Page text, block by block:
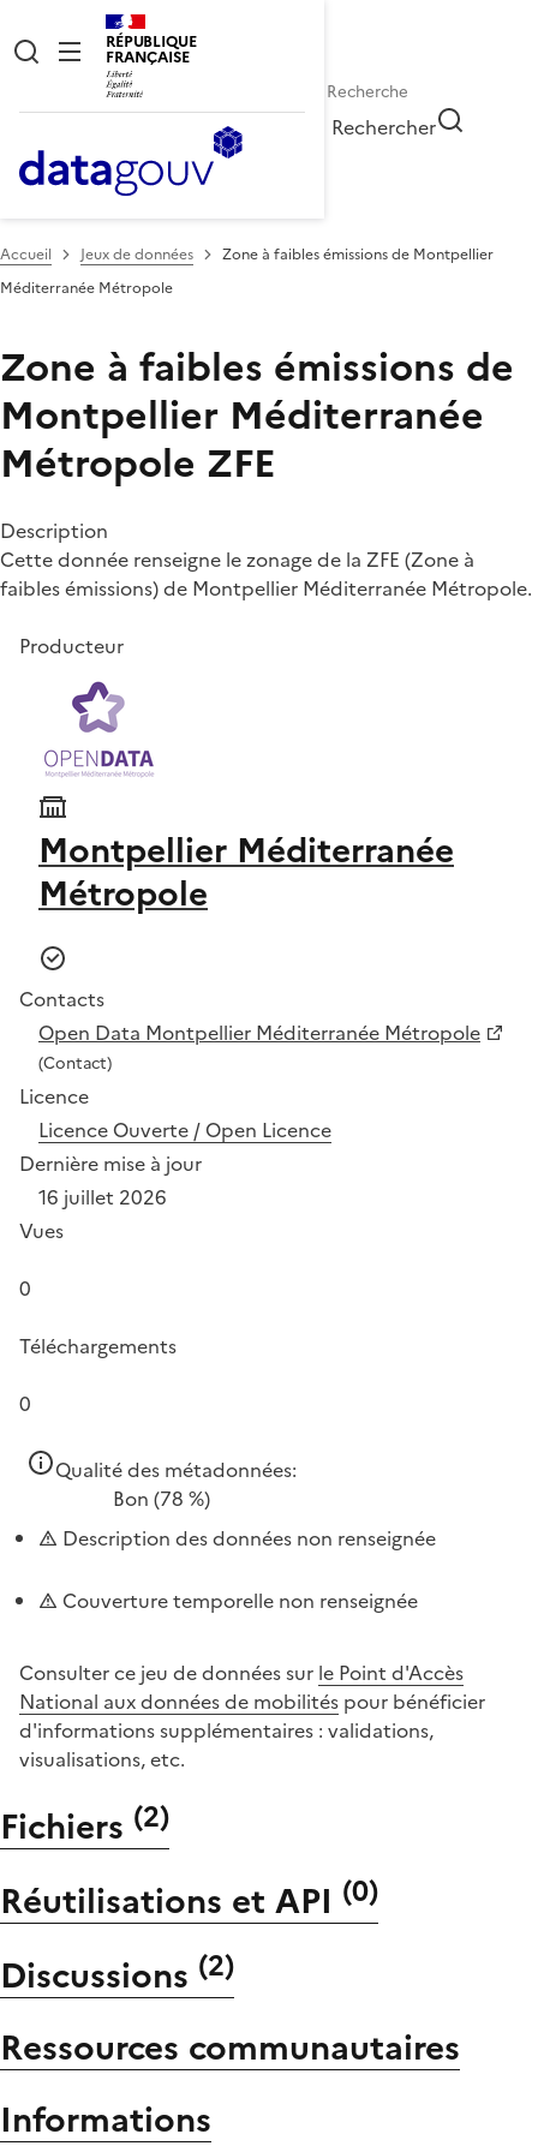
RÉPUBLIQUE
FRANÇAISE
Rechercher
Accueil Jeux de données
Zone à faibles émissions de Montpellier
Méditerranée Métropole
Zone à faibles émissions de
Montpellier Méditerranée
Métropole ZFE
Description
Cette donnée renseigne le zonage de la ZFE (Zone à
faibles émissions) de Montpellier Méditerranée Métropole.
Producteur
Montpellier Méditerranée
Métropole
Contacts
Open Data Montpellier Méditerranée Métropole
(Contact)
Licence
Licence Ouverte / Open Licence
Dernière mise à jour
16 juillet 2026
Vues
0
Téléchargements
0
Qualité des métadonnées:
Bon (78 %)
Description des données non renseignée
Couverture temporelle non renseignée
Consulter ce jeu de données sur le Point d'Accès
National aux données de mobilités pour bénéficier
d'informations supplémentaires : validations,
visualisations, etc.
Fichiers (2)
Réutilisations et API (0)
Discussions (2)
Ressources communautaires
Informations